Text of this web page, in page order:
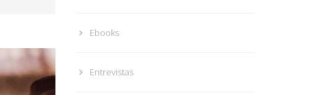
Ebooks
Entrevistas